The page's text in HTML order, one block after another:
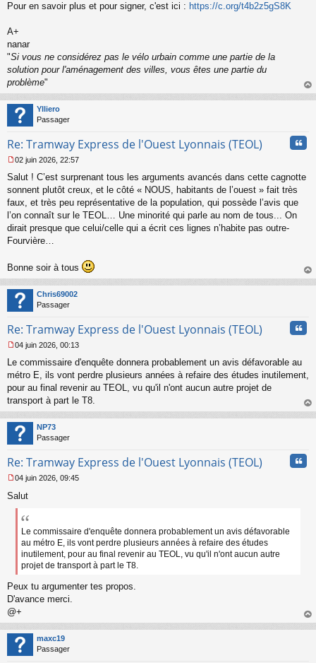
g
n
o
n
u
Pour en savoir plus et pour signer, c'est ici : https://c.org/t4b2z5gS8K
A+
nanar
"Si vous ne considérez pas le vélo urbain comme une partie de la
solution pour l'aménagement des villes, vous êtes une partie du
problème"
au
Ylliero
Passager
Re: Tramway Express de l'Ouest Lyonnais (TEOL)
e
s
s
g
e
n
l
u
02 juin 2026, 22:57
Salut ! C’est surprenant tous les arguments avancés dans cette cagnotte
sonnent plutôt creux, et le côté « NOUS, habitants de l’ouest » fait très
faux, et très peu représentative de la population, qui possède l’avis que
l’on connaît sur le TEOL… Une minorité qui parle au nom de tous... On
dirait presque que celui/celle qui a écrit ces lignes n’habite pas outre-
Fourvière…
Bonne soir à tous
au
Chris69002
Passager
Re: Tramway Express de l'Ouest Lyonnais (TEOL)
e
s
s
g
n
o
l
u
04 juin 2026, 00:13
Le commissaire d'enquête donnera probablement un avis défavorable au
métro E, ils vont perdre plusieurs années à refaire des études inutilement,
pour au final revenir au TEOL, vu qu'il n'ont aucun autre projet de
transport à part le T8.
au
NP73
Passager
Re: Tramway Express de l'Ouest Lyonnais (TEOL)
e
s
l
u
04 juin 2026, 09:45
Salut
Le commissaire d'enquête donnera probablement un avis défavorable
au métro E, ils vont perdre plusieurs années à refaire des études
inutilement, pour au final revenir au TEOL, vu qu'il n'ont aucun autre
projet de transport à part le T8.
Peux tu argumenter tes propos.
D'avance merci.
@+
au
maxc19
Passager